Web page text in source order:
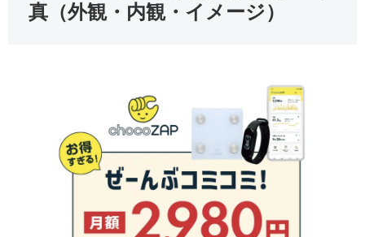
真（外観・内観・イメージ）